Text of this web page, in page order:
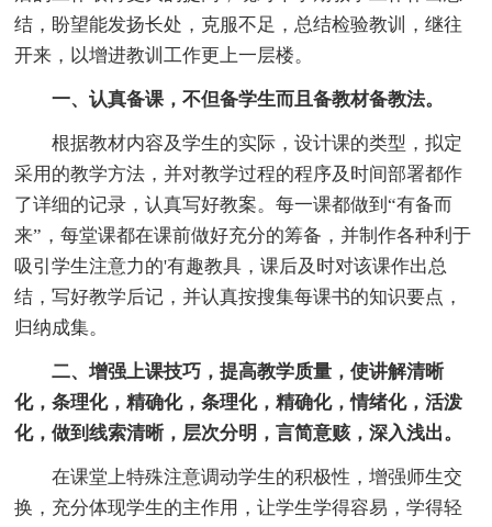
结，盼望能发扬长处，克服不足，总结检验教训，继往
开来，以增进教训工作更上一层楼。
一、认真备课，不但备学生而且备教材备教法。
根据教材内容及学生的实际，设计课的类型，拟定
采用的教学方法，并对教学过程的程序及时间部署都作
了详细的记录，认真写好教案。每一课都做到“有备而
来”，每堂课都在课前做好充分的筹备，并制作各种利于
吸引学生注意力的'有趣教具，课后及时对该课作出总
结，写好教学后记，并认真按搜集每课书的知识要点，
归纳成集。
二、增强上课技巧，提高教学质量，使讲解清晰
化，条理化，精确化，条理化，精确化，情绪化，活泼
化，做到线索清晰，层次分明，言简意赅，深入浅出。
在课堂上特殊注意调动学生的积极性，增强师生交
换，充分体现学生的主作用，让学生学得容易，学得轻